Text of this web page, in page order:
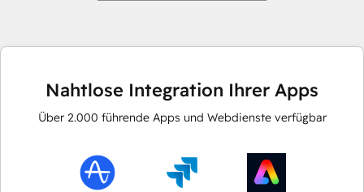
Nahtlose Integration Ihrer Apps
Über 2.000 führende Apps und Webdienste verfügbar